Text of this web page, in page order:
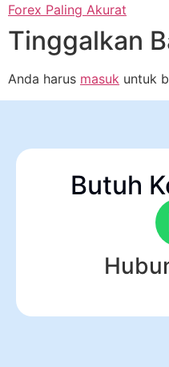
Forex Paling Akurat
Tinggalkan
Anda harus masuk untuk
Butuh